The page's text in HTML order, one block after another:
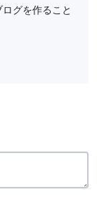
グを作ること